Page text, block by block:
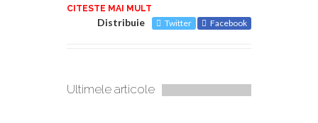
CITESTE MAI MULT
Distribuie Twitter Facebook
Ultimele articole